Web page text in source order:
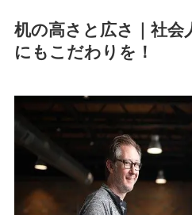
机の高さと広さ｜社会
にもこだわりを！